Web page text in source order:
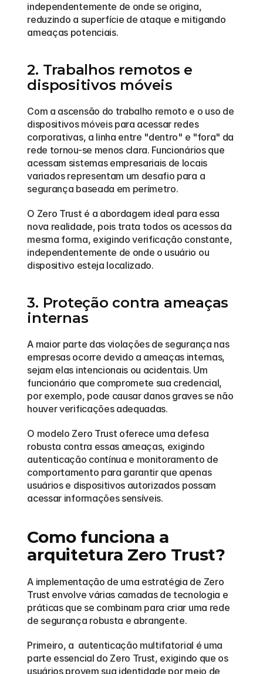
independentemente de onde se origina,
reduzindo a superfície de ataque e mitigando
ameaças potenciais.
2. Trabalhos remotos e
dispositivos móveis
Com a ascensão do trabalho remoto e o uso de
dispositivos móveis para acessar redes
corporativas, a linha entre "dentro" e "fora" da
rede tornou-se menos clara. Funcionários que
acessam sistemas empresariais de locais
variados representam um desafio para a
segurança baseada em perímetro.
O Zero Trust é a abordagem ideal para essa
nova realidade, pois trata todos os acessos da
mesma forma, exigindo verificação constante,
independentemente de onde o usuário ou
dispositivo esteja localizado.
3. Proteção contra ameaças
internas
A maior parte das violações de segurança nas
empresas ocorre devido a ameaças internas,
sejam elas intencionais ou acidentais. Um
funcionário que compromete sua credencial,
por exemplo, pode causar danos graves se não
houver verificações adequadas.
O modelo Zero Trust oferece uma defesa
robusta contra essas ameaças, exigindo
autenticação contínua e monitoramento de
comportamento para garantir que apenas
usuários e dispositivos autorizados possam
acessar informações sensíveis.
Como funciona a
arquitetura Zero Trust?
A implementação de uma estratégia de Zero
Trust envolve várias camadas de tecnologia e
práticas que se combinam para criar uma rede
de segurança robusta e abrangente.
Primeiro, a  autenticação multifatorial é uma
parte essencial do Zero Trust, exigindo que os
usuários provem sua identidade por meio de